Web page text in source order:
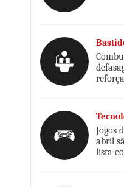
Jogos
abril
lista